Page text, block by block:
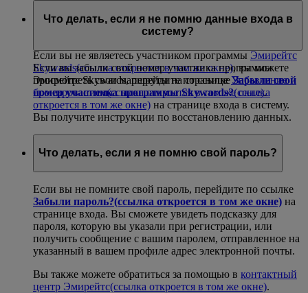
предыдущие маршруты и последний активный маршрут
на странице своей учетной записи в программе
Если вы не являетесь участником программы Эмирейтс
Skywards(ссылка откроется в том же окне), вы можете
просмотреть свои маршруты на страницеУправление
бронированием(ссылка откроется в том же окне).
Что делать, если я не помню данные входа в
систему?
Если вы забыли свой номер участника программы
Эмирейтс Skywards, перейдите по ссылкеЗабыли свой
номер участника программы Skywards?(ссылка
откроется в том же окне) на странице входа в систему.
Вы получите инструкции по восстановлению данных.
Что делать, если я не помню свой пароль?
Если вы не помните свой пароль, перейдите по ссылке
Забыли пароль?(ссылка откроется в том же окне) на
странице входа. Вы сможете увидеть подсказку для
пароля, которую вы указали при регистрации, или
получить сообщение с вашим паролем, отправленное на
указанный в вашем профиле адрес электронной почты.
Вы также можете обратиться за помощью в контактный
центр Эмирейтс(ссылка откроется в том же окне).